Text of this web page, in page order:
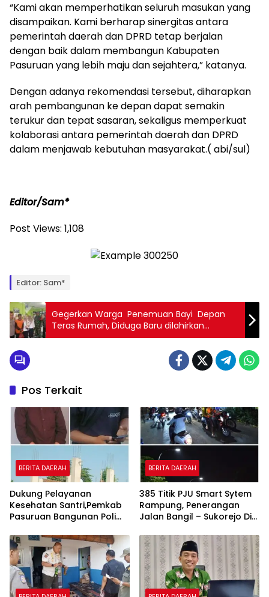
“Kami akan memperhatikan seluruh masukan yang
disampaikan. Kami berharap sinergitas antara
pemerintah daerah dan DPRD tetap berjalan
dengan baik dalam membangun Kabupaten
Pasuruan yang lebih maju dan sejahtera,” katanya.
Dengan adanya rekomendasi tersebut, diharapkan
arah pembangunan ke depan dapat semakin
terukur dan tepat sasaran, sekaligus memperkuat
kolaborasi antara pemerintah daerah dan DPRD
dalam menjawab kebutuhan masyarakat.( abi/sul)
Editor/Sam*
Post Views: 1,108
Editor: Sam*
Gegerkan Warga Penemuan Bayi Depan
Teras Rumah, Diduga Baru dilahirkan
Beberapa Jam.
Pos Terkait
BERITA DAERAH
Dukung Pelayanan
Kesehatan Santri,Pemkab
Pasuruan Bangunan Poli
BERITA DAERAH
385 Titik PJU Smart Sytem
Rampung, Penerangan
Jalan Bangil – Sukorejo Di